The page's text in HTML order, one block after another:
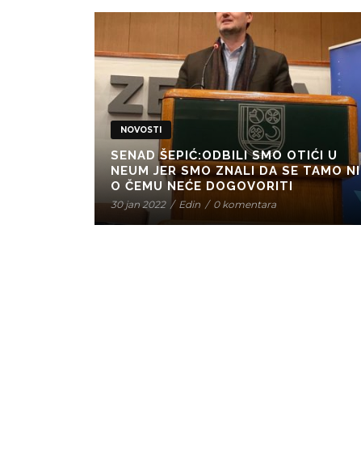
NOVOSTI
SENAD ŠEPIĆ:ODBILI SMO OTIĆI U
NEUM JER SMO ZNALI DA SE TAMO NI
O ČEMU NEĆE DOGOVORITI
30 jan 2022 / Edin / 0 komentara